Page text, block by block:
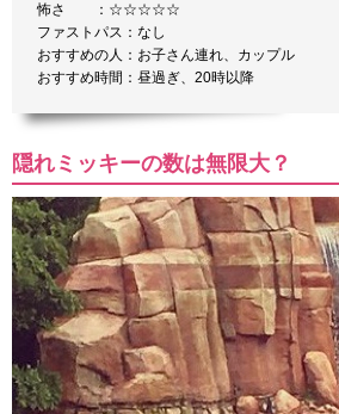
怖さ ：☆☆☆☆☆
ファストパス：なし
おすすめの人：お子さん連れ、カップル
おすすめ時間：昼過ぎ、20時以降
隠れミッキーの数は無限大？